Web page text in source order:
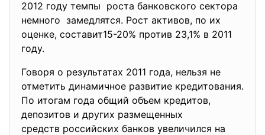
2012 году темпы роста банковского сектора
немного замедлятся. Рост активов, по их
оценке, составит15-20% против 23,1% в 2011
году.
Говоря о результатах 2011 года, нельзя не
отметить динамичное развитие кредитования.
По итогам года общий объем кредитов,
депозитов и других размещенных
средств российских банков увеличился на